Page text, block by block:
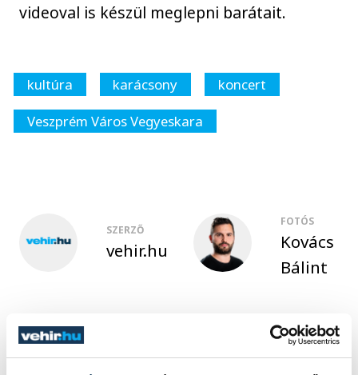
videoval is készül meglepni barátait.
kultúra karácsony
koncert
Veszprém Város Vegyeskara
SZERZŐ
vehir.hu
FOTÓS
Kovács
Bálint